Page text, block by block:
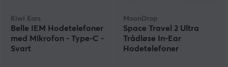
Kiwi Ears
Belle IEM Hodetelefoner
med Mikrofon - Type-C -
Svart
MoonDrop
Space Travel 2 Ultra
Trådløse In-Ear
Hodetelefoner